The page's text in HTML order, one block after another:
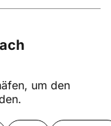
um den